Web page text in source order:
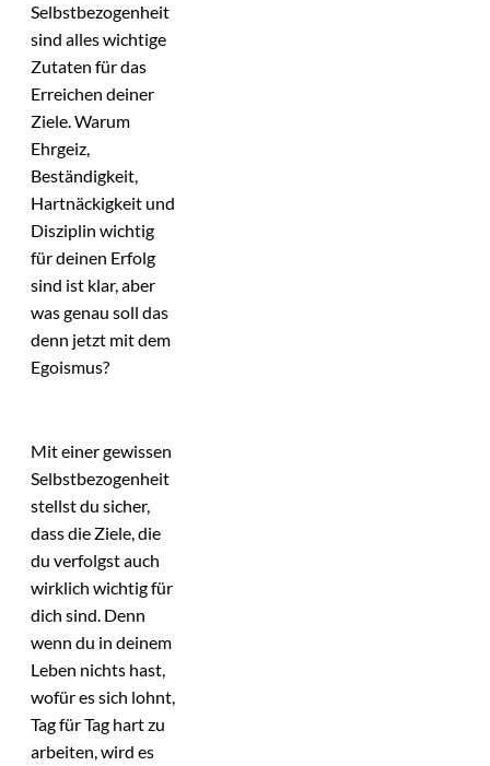
Selbstbezogenheit
sind alles wichtige
Zutaten für das
Erreichen deiner
Ziele. Warum
Ehrgeiz,
Beständigkeit,
Hartnäckigkeit und
Disziplin wichtig
für deinen Erfolg
sind ist klar, aber
was genau soll das
denn jetzt mit dem
Egoismus?
Mit einer gewissen
Selbstbezogenheit
stellst du sicher,
dass die Ziele, die
du verfolgst auch
wirklich wichtig für
dich sind. Denn
wenn du in deinem
Leben nichts hast,
wofür es sich lohnt,
Tag für Tag hart zu
arbeiten, wird es